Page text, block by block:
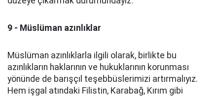
9 - Müslüman azınlıklar
Müslüman azınlıklarla ilgili olarak, birlikte bu
azınlıkların haklarının ve hukuklarının korunması
yönünde de barışçıl teşebbüslerimizi artırmalıyız.
Hem işgal atındaki Filistin, Karabağ, Kırım gibi